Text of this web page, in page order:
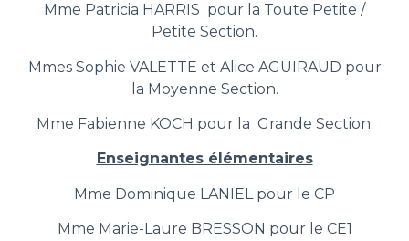
Mme Patricia HARRIS pour la Toute Petite /
Petite Section.
Mmes Sophie VALETTE et Alice AGUIRAUD pour
la Moyenne Section.
Mme Fabienne KOCH pour la Grande Section.
Enseignantes élémentaires
Mme Dominique LANIEL pour le CP
Mme Marie-Laure BRESSON pour le CE1